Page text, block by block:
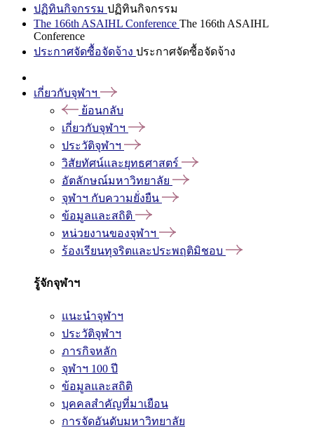
ปฏิทินกิจกรรม ปฏิทินกิจกรรม
The 166th ASAIHL Conference The 166th ASAIHL
Conference
ประกาศจัดซื้อจัดจ้าง ประกาศจัดซื้อจัดจ้าง
เกี่ยวกับจุฬาฯ
ย้อนกลับ
เกี่ยวกับจุฬาฯ
ประวัติจุฬาฯ
วิสัยทัศน์และยุทธศาสตร์
อัตลักษณ์มหาวิทยาลัย
จุฬาฯ กับความยั่งยืน
ข้อมูลและสถิติ
หน่วยงานของจุฬาฯ
ร้องเรียนทุจริตและประพฤติมิชอบ
รู้จักจุฬาฯ
แนะนำจุฬาฯ
ประวัติจุฬาฯ
ภารกิจหลัก
จุฬาฯ 100 ปี
ข้อมูลและสถิติ
บุคคลสำคัญที่มาเยือน
การจัดอันดับมหาวิทยาลัย